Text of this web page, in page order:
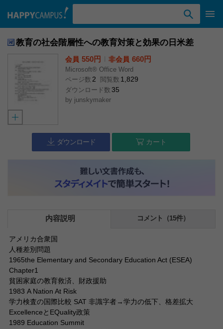
教育の社会階層性への教育対策と効果の日米差
会員 550円 非会員 660円
Microsoft® Office Word
ページ数 2 閲覧数 1,829
ダウンロード数 35
by junskymaker
ダウンロード カート
内容説明 コメント（15件）
アメリカ合衆国
人種差別問題
1965the Elementary and Secondary Education Act (ESEA)
Chapter1
貧困家庭の教育救済、財政援助
1983 A Nation At Risk
学力検査の国際比較 SAT 非識字者→学力の低下、格差拡大
ExcellenceとEQuality政策
1989 Education Summit